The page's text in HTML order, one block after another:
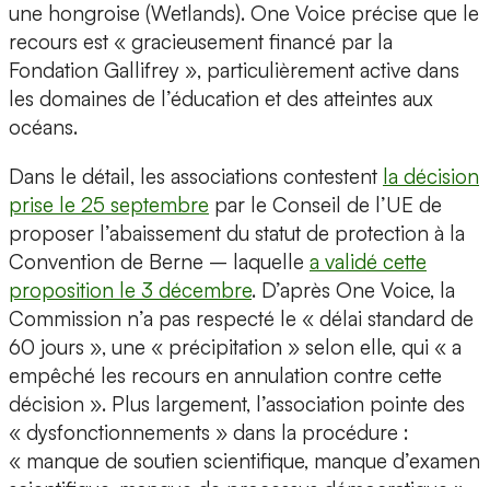
une hongroise (Wetlands). One Voice précise que le
recours est « gracieusement financé par la
Fondation Gallifrey », particulièrement active dans
les domaines de l’éducation et des atteintes aux
océans.
Dans le détail, les associations contestent la décision
prise le 25 septembre par le Conseil de l’UE de
proposer l’abaissement du statut de protection à la
Convention de Berne – laquelle a validé cette
proposition le 3 décembre. D’après One Voice, la
Commission n’a pas respecté le « délai standard de
60 jours », une « précipitation » selon elle, qui « a
empêché les recours en annulation contre cette
décision ». Plus largement, l’association pointe des
« dysfonctionnements » dans la procédure :
« manque de soutien scientifique, manque d’examen